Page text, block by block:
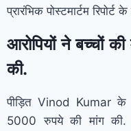
प्रारंभिक पोस्टमार्टम
आरोपियों ने बच्चों
की.
पीड़ित Vinod Kumar
5000 रुपये की मांग की.